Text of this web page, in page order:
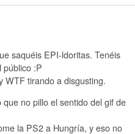
saquéis EPI-ldoritas. Tenéis
público :P
WTF tirando a disgusting.
no pillo el sentido del gif de
la PS2 a Hungría, y eso no